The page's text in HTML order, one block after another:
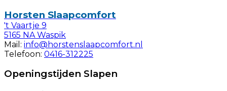
Horsten Slaapcomfort
't Vaartje 9
5165 NA Waspik
Mail: info@horstenslaapcomfort.nl
Telefoon: 0416-312225
Openingstijden Slapen